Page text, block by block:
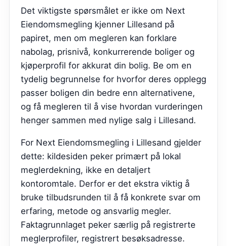
Det viktigste spørsmålet er ikke om Next
Eiendomsmegling kjenner Lillesand på
papiret, men om megleren kan forklare
nabolag, prisnivå, konkurrerende boliger og
kjøperprofil for akkurat din bolig. Be om en
tydelig begrunnelse for hvorfor deres opplegg
passer boligen din bedre enn alternativene,
og få megleren til å vise hvordan vurderingen
henger sammen med nylige salg i Lillesand.
For Next Eiendomsmegling i Lillesand gjelder
dette: kildesiden peker primært på lokal
meglerdekning, ikke en detaljert
kontoromtale. Derfor er det ekstra viktig å
bruke tilbudsrunden til å få konkrete svar om
erfaring, metode og ansvarlig megler.
Faktagrunnlaget peker særlig på registrerte
meglerprofiler, registrert besøksadresse.